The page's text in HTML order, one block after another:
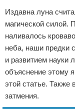
Экономика
Разное
Отказ от
Издавна луна
магической силой.
наливалось
неба, наши предки
и развитием науки
объяснение этому
этой статье. Также
затмения.